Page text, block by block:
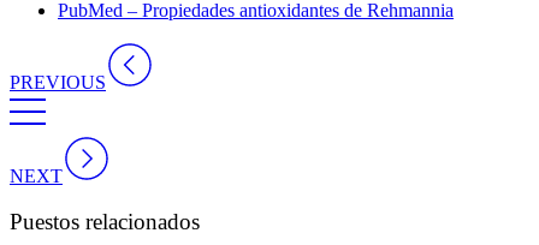
PubMed – Propiedades antioxidantes de Rehmannia
PREVIOUS
NEXT
Puestos relacionados